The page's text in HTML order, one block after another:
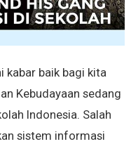
kabar baik bagi kita
Kebudayaan sedang
Indonesia. Salah
sistem informasi